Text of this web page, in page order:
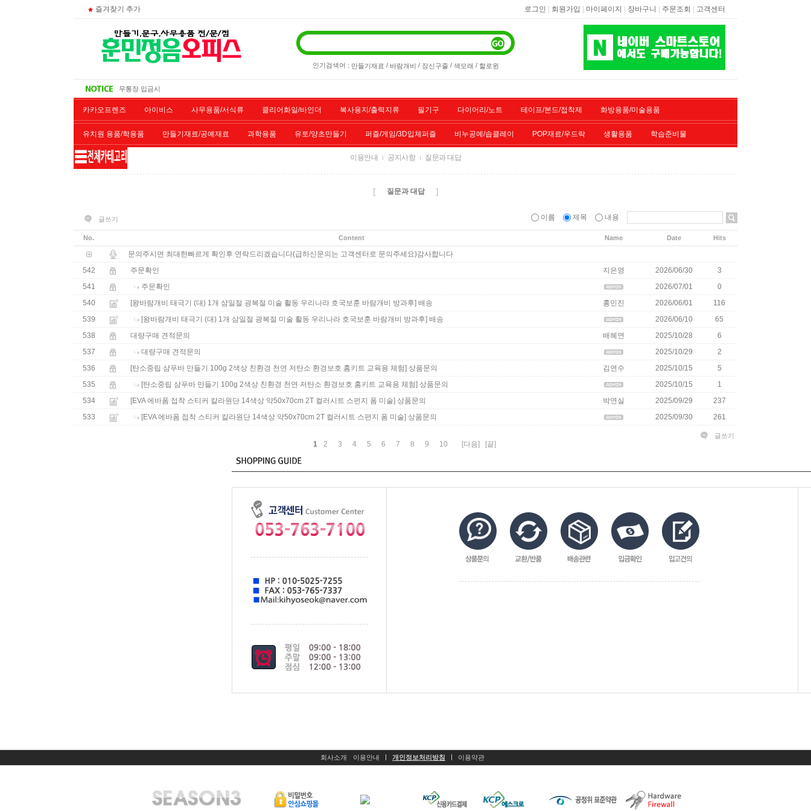
즐겨찾기 추가 로그인 | 회원가입 | 마이페이지 | 장바구니 | 주문조회 | 고객센터
인기검색어 : 만들기재료 / 바람개비 / 장신구줄 / 색모래 / 할로윈
주문 조회
무통장 입금시
카카오프렌즈 아이비스 사무용품/서식류 클리어화일/바인더 복사용지/출력지류 필기구 다이어리/노트 테이프/본드/접착제 화방용품/미술용품
유치원 용품/학용품 만들기재료/공예재료 과학용품 유토/양초만들기 퍼즐/게임/3D입체퍼즐 비누공예/솝클레이 POP재료/우드락 생활용품 학습준비물
재단/제본/코팅 기타물품 할인상품 전산소모품
이용안내 공지사항 질문과 대답
[ 질문과 대답 ]
글쓰기 이름 제목 내용
No. Content Name Date Hits
문의주시면 최대한빠르게 확인후 연락드리겠습니다(급하신문의는 고객센터로 문의주세요)감사합니다
542
주문확인 지은영 2026/06/30
3
541
주문확인 2026/07/01
0
540
[왕바람개비 태극기 (대) 1개 삼일절 광복절 미술 활동 우리나라 호국보훈 바람개비 방과후] 배송 홍민진 2026/06/01
116
539
[왕바람개비 태극기 (대) 1개 삼일절 광복절 미술 활동 우리나라 호국보훈 바람개비 방과후] 배송 2026/06/10
65
538
대량구매 견적문의 배혜연 2025/10/28
6
537
대량구매 견적문의 2025/10/29
2
536
[탄소중립 샴푸바 만들기 100g 2색상 친환경 천연 저탄소 환경보호 홈키트 교육용 체험] 상품문의 김연수 2025/10/15
5
535
[탄소중립 샴푸바 만들기 100g 2색상 친환경 천연 저탄소 환경보호 홈키트 교육용 체험] 상품문의 2025/10/15
1
534
[EVA 에바폼 접착 스티커 칼라원단 14색상 약50x70cm 2T 컬러시트 스펀지 폼 미술] 상품문의 박연실 2025/09/29
237
533
[EVA 에바폼 접착 스티커 칼라원단 14색상 약50x70cm 2T 컬러시트 스펀지 폼 미술] 상품문의 2025/09/30 261
글쓰기
1 2 3 4 5 6 7 8 9 10 [다음] [끝]
회사소개 이용안내 개인정보처리방침 이용약관